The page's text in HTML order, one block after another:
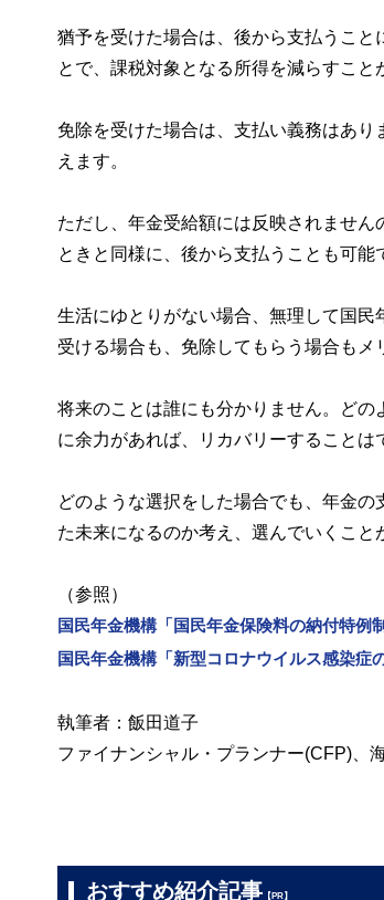
猶予を受けた場合は、後から支払うこ
とで、課税対象となる所得を減らすこと
免除を受けた場合は、支払い義務はあ
えます。
ただし、年金受給額には反映されませ
ときと同様に、後から支払うことも可能
生活にゆとりがない場合、無理して国
受ける場合も、免除してもらう場合もメ
将来のことは誰にも分かりません。ど
に余力があれば、リカバリーすることは
どのような選択をした場合でも、年金
た未来になるのか考え、選んでいくこと
（参照）
国民年金機構「国民年金保険料の納付特例
国民年金機構「新型コロナウイルス感染症
執筆者：飯田道子
ファイナンシャル・プランナー(CFP)、
おすすめ紹介記事 【PR】